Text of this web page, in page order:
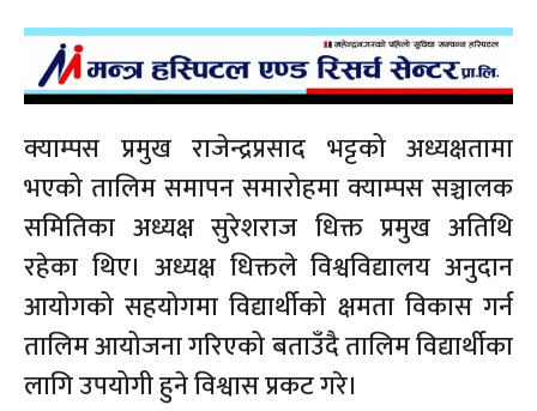
क्याम्पस प्रमुख राजेन्द्रप्रसाद भट्टको अध्यक्षतामा
भएको तालिम समापन समारोहमा क्याम्पस सञ्चालक
समितिका अध्यक्ष सुरेशराज धिक्त प्रमुख अतिथि
रहेका थिए। अध्यक्ष धिक्तले विश्वविद्यालय अनुदान
आयोगको सहयोगमा विद्यार्थीको क्षमता विकास गर्न
तालिम आयोजना गरिएको बताउँदै तालिम विद्यार्थीका
लागि उपयोगी हुने विश्वास प्रकट गरे।